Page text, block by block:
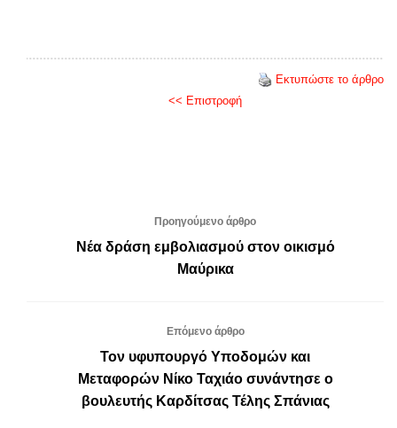
Εκτυπώστε το άρθρο
<< Επιστροφή
Προηγούμενο άρθρο
Νέα δράση εμβολιασμού στον οικισμό
Μαύρικα
Επόμενο άρθρο
Τον υφυπουργό Υποδομών και
Μεταφορών Νίκο Ταχιάο συνάντησε ο
βουλευτής Καρδίτσας Τέλης Σπάνιας